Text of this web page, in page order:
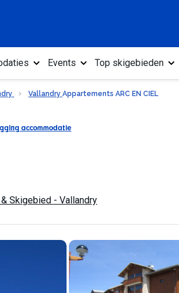
Events Top skigebieden
Vallandry Appartements ARC EN CIEL
accommodatie
Skigebied - Vallandry